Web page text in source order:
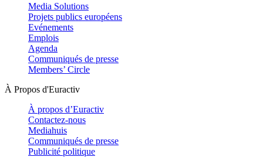
Media Solutions
Projets publics européens
Evénements
Emplois
Agenda
Communiqués de presse
Members’ Circle
À Propos d'Euractiv
À propos d’Euractiv
Contactez-nous
Mediahuis
Communiqués de presse
Publicité politique